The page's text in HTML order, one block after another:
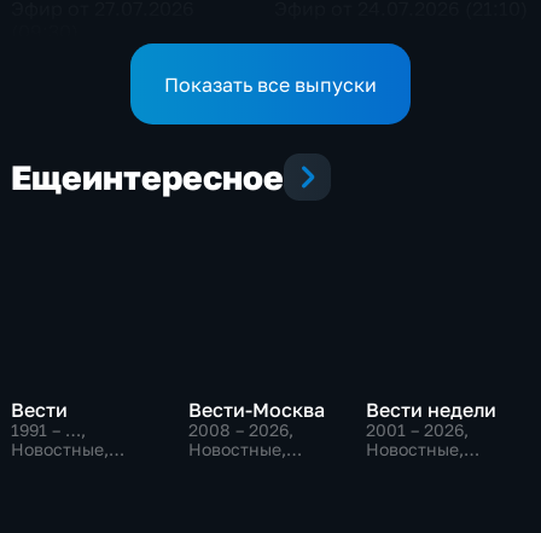
Показать все выпуски
Ещеинтересное
Вести
1991 – …,
Новостные,
Вести-Москва
2008 – 2026,
Новостные,
Вести недели
2001 – 2026,
Новостные,